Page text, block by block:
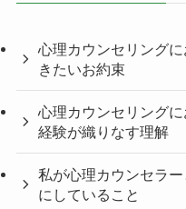
心理カウンセリング
きたいお約束
心理カウンセリング
経験が織りなす理解
私が心理カウンセラ
にしていること